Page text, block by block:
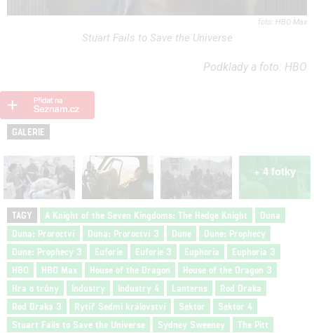
HBO Max
Stuart Fails to Save the Universe
Podklady a foto: HBO
GALERIE
+ 4 fotky
TAGY A Knight of the Seven Kingdoms: The Hedge Knight
Duna
Duna: Proroctví
Duna: Proroctví 3 Dune
Dune: Prophecy
Dune: Prophecy 3
Euforie Euforie 3 Euphoria
Euphoria 3
HBO
HBO Max House of the Dragon
House of the Dragon 3
Hra o trůny
Industry Industry 4 Lanterns
Rod Draka
Rod Draka 3
Rytíř Sedmi království Sektor
Sektor 4
Stuart Fails to Save the Universe
Sydney Sweeney
The Pitt